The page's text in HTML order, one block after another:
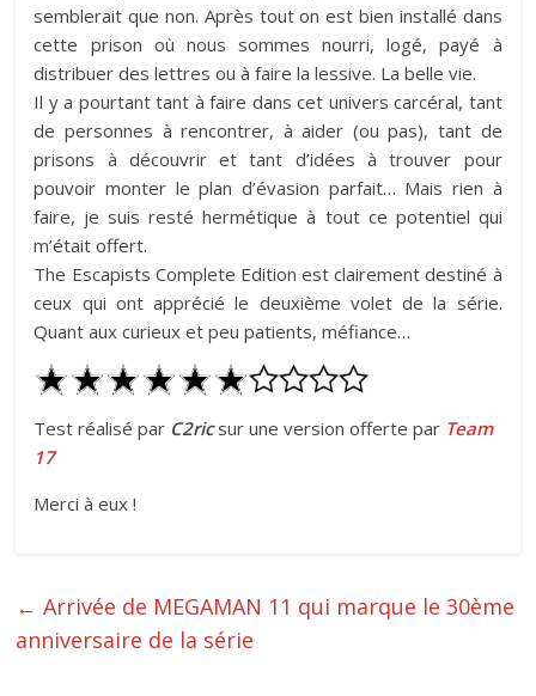
semblerait que non. Après tout on est bien installé dans
cette prison où nous sommes nourri, logé, payé à
distribuer des lettres ou à faire la lessive. La belle vie.
Il y a pourtant tant à faire dans cet univers carcéral, tant
de personnes à rencontrer, à aider (ou pas), tant de
prisons à découvrir et tant d’idées à trouver pour
pouvoir monter le plan d’évasion parfait… Mais rien à
faire, je suis resté hermétique à tout ce potentiel qui
m’était offert.
The Escapists Complete Edition est clairement destiné à
ceux qui ont apprécié le deuxième volet de la série.
Quant aux curieux et peu patients, méfiance…
Test réalisé par C2ricsur une version offerte par Team
17
Merci à eux !
← Arrivée de MEGAMAN 11 qui marque le 30ème
anniversaire de la série